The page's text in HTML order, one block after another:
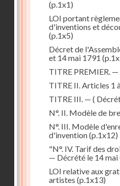
(p.1x1)
LOI portant
d'inventions et
(p.1x5)
Décret de
et 14 mai 1791
TITRE PREMIER.
TITRE II. Articles 1
TITRE III. — (
N°. II. Modèle de
N°. III. Modèle
d'invention(p.1x12)
"N°. IV. Tarif des
— Décrété le 14 mai
LOI relative aux
artistes (p.1x13)